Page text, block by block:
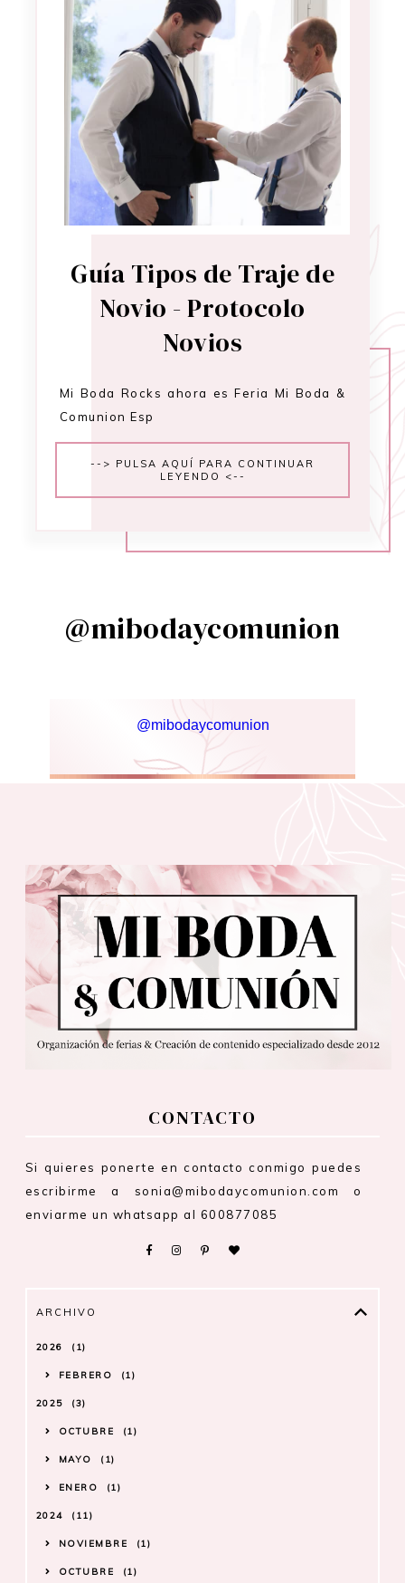
Guía Tipos de Traje de
Novio - Protocolo
Novios
Mi Boda Rocks ahora es Feria Mi Boda &
Comunion Esp
--> PULSA AQUÍ PARA CONTINUAR
LEYENDO <--
@mibodaycomunion
@mibodaycomunion
CONTACTO
Si quieres ponerte en contacto conmigo puedes
escribirme a sonia@mibodaycomunion.com o
enviarme un whatsapp al 600877085
ARCHIVO
2026 1
FEBRERO 1
2025 3
OCTUBRE 1
MAYO 1
ENERO 1
2024 11
NOVIEMBRE 1
OCTUBRE 1